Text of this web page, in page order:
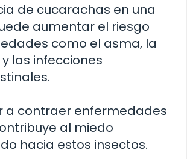
de cucarachas en una
aumentar el riesgo
como el asma, la
las infecciones
a contraer enfermedades
al miedo
hacia estos insectos.